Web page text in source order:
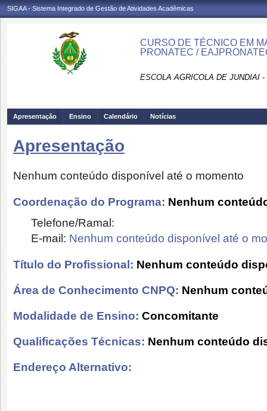
SIGAA - Sistema Integrado de Gestão de Atividades Acadêmicas
CURSO DE TÉCNICO EM
PRONATEC /
ESCOLA AGRICOLA DE JUNDIAI
Apresentação Ensino Calendário Notícias
Apresentação
Nenhum conteúdo disponível até o momento
Coordenação do Programa: Nenhum
Telefone/Ramal:
E-mail: Nenhum conteúdo disponível até o
Título do Profissional: Nenhum conteúdo
Área de Conhecimento CNPQ: Nenhum
Modalidade de Ensino: Concomitante
Qualificações Técnicas: Nenhum conteúdo
Endereço Alternativo: